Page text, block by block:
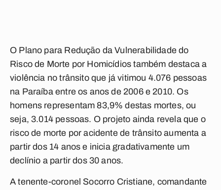
O Plano para Redução da Vulnerabilidade do
Risco de Morte por Homicídios também destaca a
violência no trânsito que já vitimou 4.076 pessoas
na Paraíba entre os anos de 2006 e 2010. Os
homens representam 83,9% destas mortes, ou
seja, 3.014 pessoas. O projeto ainda revela que o
risco de morte por acidente de trânsito aumenta a
partir dos 14 anos e inicia gradativamente um
declínio a partir dos 30 anos.
A tenente-coronel Socorro Cristiane, comandante